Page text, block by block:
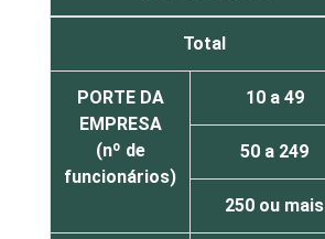
Total
PORTE DA
EMPRESA
(nº de
funcionários)
10 a 49
50 a 249
250 ou mais